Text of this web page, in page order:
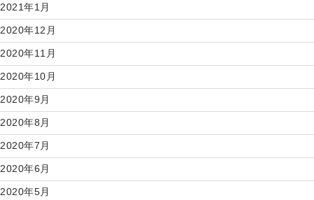
2021年1月
2020年12月
2020年11月
2020年10月
2020年9月
2020年8月
2020年7月
2020年6月
2020年5月